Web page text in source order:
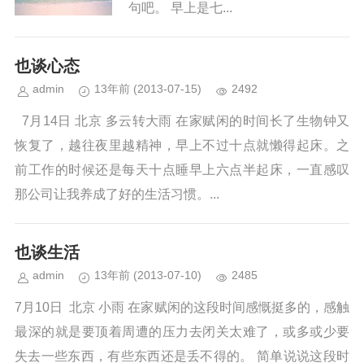
句吧。 早上是七...
也谈心态
admin 13年前 (2013-07-15) 2492
7月14日 北京 多云转大雨 在家赋闲的时间长了生物钟又
恢复了，越往夜里越精神，早上不过十点就懒得起床。之
前工作的时候还是每天十点睡早上六点半起床，一直感叹
那公司让我养成了好的生活习惯。...
也谈生活
admin 13年前 (2013-07-10) 2485
7月10日 北京 小雨 在家赋闲的这段时间感慨挺多的，感触
最深的就是要顶着周遭的压力去闭关太难了，或多或少要
失去一些东西，有些东西还是丢不得的。 简单说说这段时